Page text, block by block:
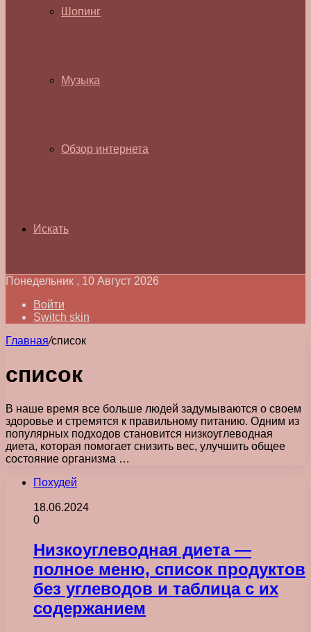
Шопинг
Музыка
Обзор интернета
Искать
Понедельник , 10 Август 2026
Войти
Switch skin
Главная/список
список
В наше время все больше людей задумываются о своем
здоровье и стремятся к правильному питанию. Одним из
популярных подходов становится низкоуглеводная
диета, которая помогает снизить вес, улучшить общее
состояние организма …
Похудей
18.06.2024
0
Низкоуглеводная диета —
полное меню, список продуктов
без углеводов и таблица с их
содержанием